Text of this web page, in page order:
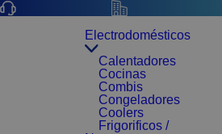
Electrodomésticos
Calentadores
Cocinas
Combis
Congeladores
Coolers
Frigorificos /